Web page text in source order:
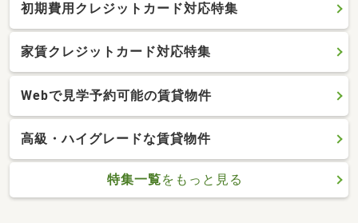
初期費用クレジットカード対応特集
家賃クレジットカード対応特集
Webで見学予約可能の賃貸物件
高級・ハイグレードな賃貸物件
特集一覧をもっと見る